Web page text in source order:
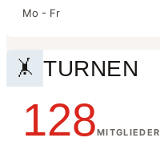
Mo - Fr
🤸 TURNEN
128MITGLIEDER